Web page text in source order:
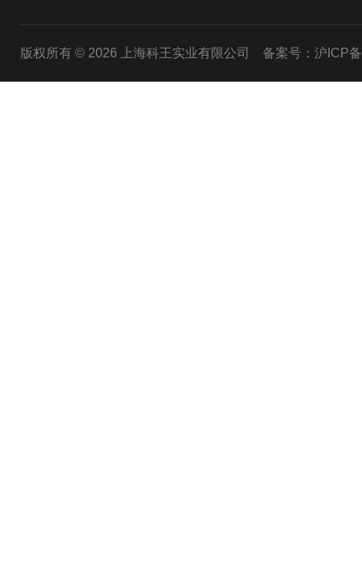
版权所有 © 2026 上海科王实业有限公司 备案号：沪ICP